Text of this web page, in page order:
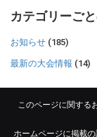
カテゴリーご
お知らせ (185)
最新の大会情報 (14)
このページに関する
ホームページに掲載